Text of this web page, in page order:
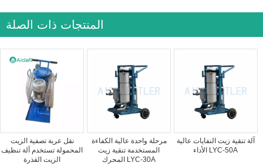
المنتجات ذات الصلة
نقل عربة تصفية الزيت
المحمولة تستخدم آلة تنظيف
الزيت القذرة
مرحلة واحدة عالية الكفاءة
المستخدمة تنقية زيت
المحرك LYC-30A
آلة تنقية زيت النفايات عالية
الأداء LYC-50A